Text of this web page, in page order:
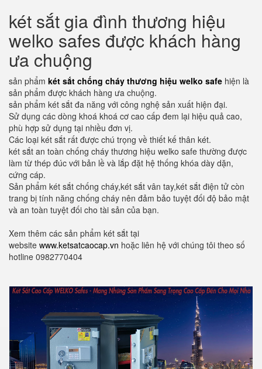
két sắt gia đình thương hiệu
welko safes được khách hàng
ưa chuộng
sản phẩm két sắt chống cháy thương hiệu welko safe hiện là
sản phẩm được khách hàng ưa chuộng.
sản phẩm két sắt đa năng với công nghệ sản xuất hiện đại.
Sử dụng các dòng khoá khoá cơ cao cấp đem lại hiệu quả cao,
phù hợp sử dụng tại nhiều đơn vị.
Các loại két sắt rất được chú trọng về thiết kế thân két.
két sắt an toàn chống cháy thương hiệu welko safe thường được
làm từ thép đúc với bản lề và lắp đặt hệ thống khóa dày dặn,
cứng cáp.
Sản phẩm két sắt chống cháy,két sắt vân tay,két sắt điện tử còn
trang bị tính năng chống cháy nên đảm bảo tuyệt đối độ bảo mật
và an toàn tuyệt đối cho tài sản của bạn.
Xem thêm các sản phẩm két sắt tại
website www.ketsatcaocap.vn hoặc liên hệ với chúng tôi theo số
hotline 0982770404